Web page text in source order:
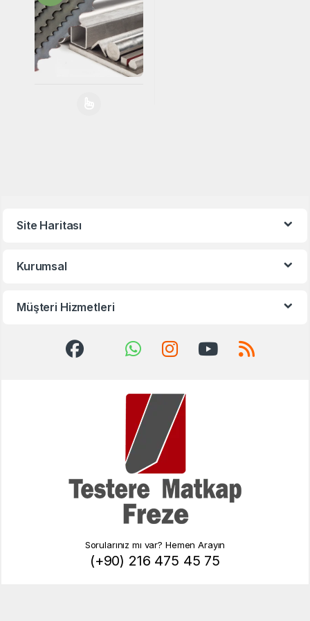
Testere
Site Haritası
Kurumsal
Müşteri Hizmetleri
Sorularınız mı var? Hemen Arayın
(+90) 216 475 45 75